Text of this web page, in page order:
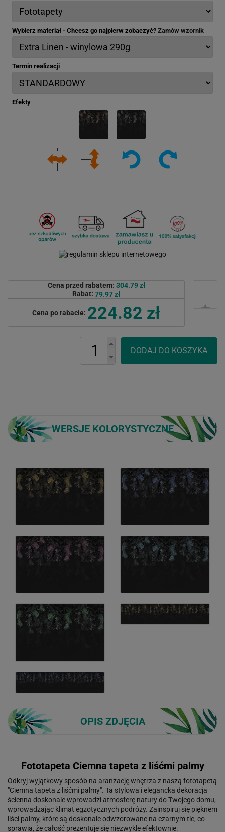
Wybierz materiał - Chcesz go najpierw zobaczyć? Zamów wzornik
Termin realizacji
Efekty
Cena przed rabatem: 304.79 zł
Rabat: 79.97 zł
Cena po rabacie: 224.82 zł
WERSJE KOLORYSTYCZNE
OPIS ZDJĘCIA
Fototapeta Ciemna tapeta z liśćmi palmy
Odkryj wyjątkowy sposób na aranżację wnętrza z naszą fototapetą
"Ciemna tapeta z liśćmi palmy". Ta stylowa i elegancka dekoracja
ścienna doskonale wprowadzi atmosferę natury do Twojego domu,
wprowadzając klimat egzotycznych podróży. Zainspiruj się pięknem
liści palmy, które są doskonale odwzorowane na czarnym tle, co
sprawia, że całość prezentuje się niezwykle efektownie.